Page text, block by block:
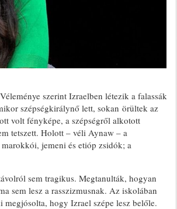
szerint Izraelben létezik a falassák
szépségkirálynő lett, sokan örültek az
volt fényképe, a szépségről alkotott
tetszett. Holott – véli Aynaw – a
jemeni és etióp zsidók; a
sem tragikus. Megtanulták, hogyan
sem lesz a rasszizmusnak. Az iskolában
hogy Izrael szépe lesz belőle.